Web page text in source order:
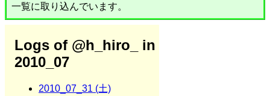
一覧に取り込んでいます。
Logs of @h_hiro_ in
2010_07
2010_07_31 (土)